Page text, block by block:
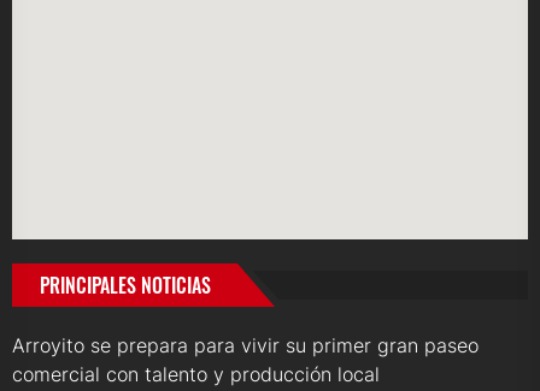
PRINCIPALES NOTICIAS
Arroyito se prepara para vivir su primer gran paseo
comercial con talento y producción local